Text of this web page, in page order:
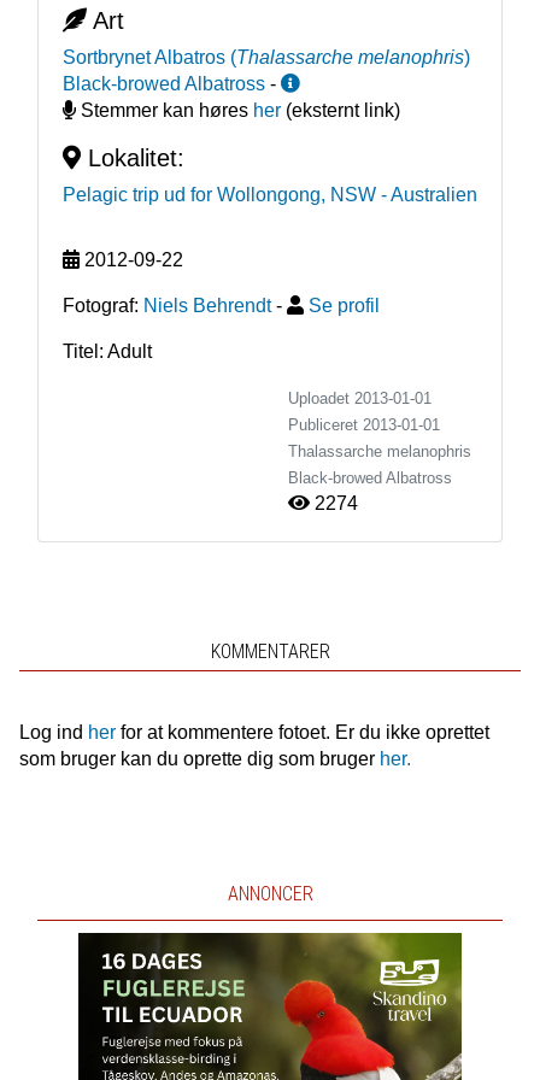
Art
Sortbrynet Albatros (Thalassarche melanophris)
Black-browed Albatross -
Stemmer kan høres her(eksternt link)
Lokalitet:
Pelagic trip ud for Wollongong, NSW - Australien
2012-09-22
Fotograf: Niels Behrendt - Se profil
Titel: Adult
Uploadet 2013-01-01
Publiceret 2013-01-01
Thalassarche melanophris
Black-browed Albatross
2274
KOMMENTARER
Log ind herfor at kommentere fotoet. Er du ikke oprettet
som bruger kan du oprette dig som bruger her.
ANNONCER